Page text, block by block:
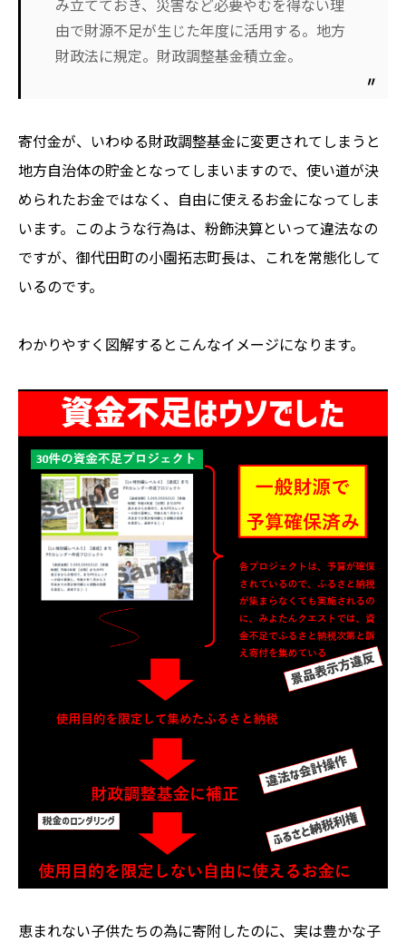
み立てておき、災害など必要やむを得ない理
由で財源不足が生じた年度に活用する。地方
財政法に規定。財政調整基金積立金。
寄付金が、いわゆる財政調整基金に変更されてしまうと
地方自治体の貯金となってしまいますので、使い道が決
められたお金ではなく、自由に使えるお金になってしま
います。このような行為は、粉飾決算といって違法なの
ですが、御代田町の小園拓志町長は、これを常態化して
いるのです。
わかりやすく図解するとこんなイメージになります。
恵まれない子供たちの為に寄附したのに、実は豊かな子